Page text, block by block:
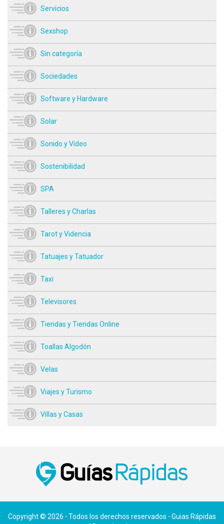
Servicios
Sexshop
Sin categoría
Sociedades
Software y Hardware
Solar
Sonido y Vídeo
Sostenibilidad
SPA
Talleres y Charlas
Tarot y Videncia
Tatuajes y Tatuador
Taxi
Televisores
Tiendas y Tiendas Online
Toallas Algodón
Velas
Viajes y Turismo
Villas y Casas
Copyright © 2026 ⋅ Todos los derechos reservados ⋅ Guias Rápidas